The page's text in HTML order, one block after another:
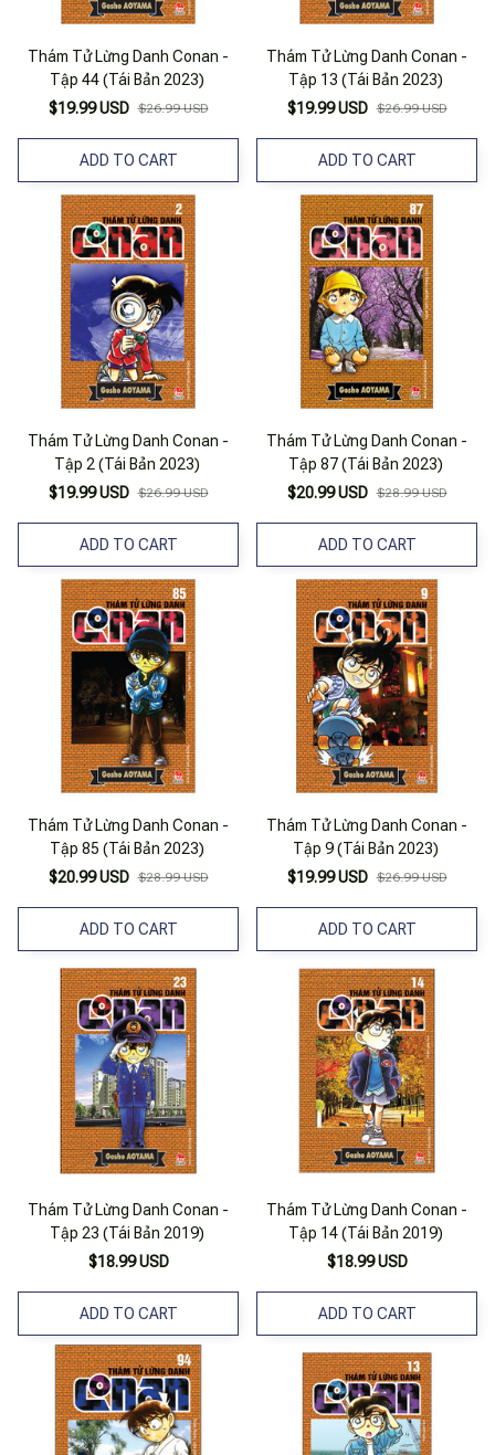
Thám Tử Lừng Danh Conan -
Tập 44 (Tái Bản 2023)
$19.99 USD $26.99 USD
ADD TO CART
Thám Tử Lừng Danh Conan -
Tập 13 (Tái Bản 2023)
$19.99 USD $26.99 USD
ADD TO CART
Thám Tử Lừng Danh Conan -
Tập 2 (Tái Bản 2023)
$19.99 USD $26.99 USD
ADD TO CART
Thám Tử Lừng Danh Conan -
Tập 87 (Tái Bản 2023)
$20.99 USD $28.99 USD
ADD TO CART
Thám Tử Lừng Danh Conan -
Tập 85 (Tái Bản 2023)
$20.99 USD $28.99 USD
ADD TO CART
Thám Tử Lừng Danh Conan -
Tập 9 (Tái Bản 2023)
$19.99 USD $26.99 USD
ADD TO CART
Thám Tử Lừng Danh Conan -
Tập 23 (Tái Bản 2019)
$18.99 USD
ADD TO CART
Thám Tử Lừng Danh Conan -
Tập 14 (Tái Bản 2019)
$18.99 USD
ADD TO CART